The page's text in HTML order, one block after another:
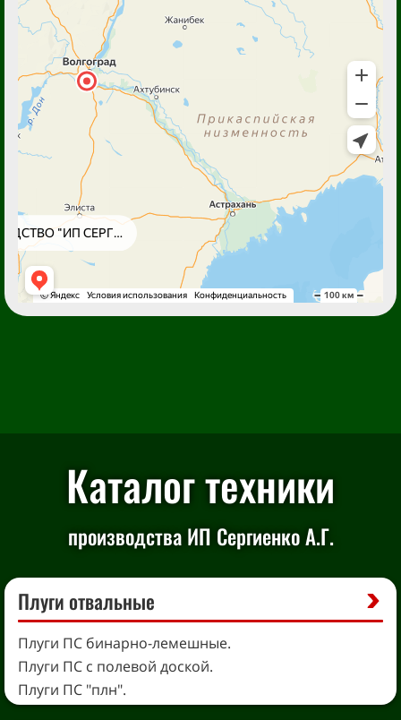
Каталог техники
производства ИП Сергиенко А.Г.
Плуги отвальные
Плуги ПС бинарно-лемешные.
Плуги ПС с полевой доской.
Плуги ПС "плн".